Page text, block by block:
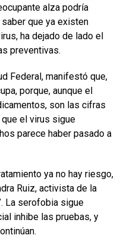
alza podría
que ya existen
ha dejado de lado el
preventivas.
Federal, manifestó que,
porque, aunque el
son las cifras
que el virus sigue
parece haber pasado a
ya no hay riesgo,
Ruiz, activista de la
La serofobia sigue
inhibe las pruebas, y